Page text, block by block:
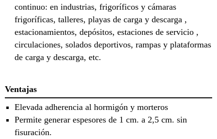
continuo: en industrias, frigoríficos y cámaras
frigoríficas, talleres, playas de carga y descarga ,
estacionamientos, depósitos, estaciones de servicio ,
circulaciones, solados deportivos, rampas y plataformas
de carga y descarga, etc.
Ventajas
Elevada adherencia al hormigón y morteros
Permite generar espesores de 1 cm. a 2,5 cm. sin
fisuración.